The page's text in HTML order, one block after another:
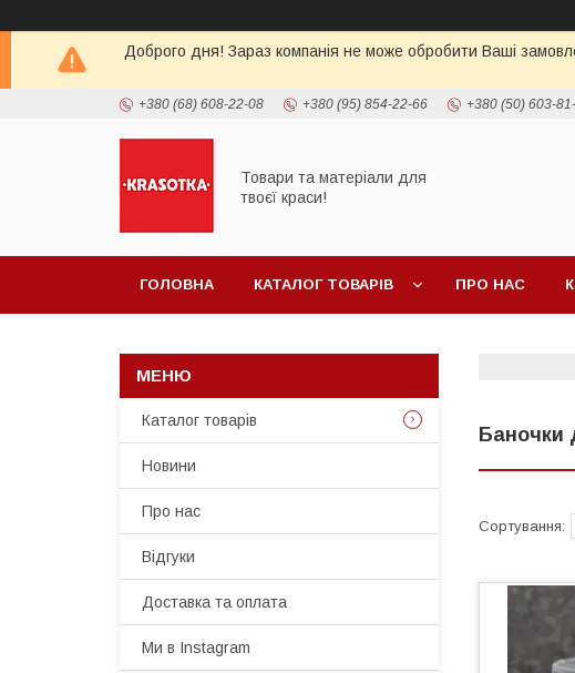
Доброго дня! Зараз компанія не може обробити Ваші
+380 (68) 608-22-08 +380 (95) 854-22-66 +380 (50) 603-
Товари та матеріали для
твоєї краси!
ГОЛОВНА КАТАЛОГ ТОВАРIВ ПРО НАС
Баночки
Каталог товарiв
Новини
Про нас
Відгуки
Доставка та оплата
Ми в Instagram